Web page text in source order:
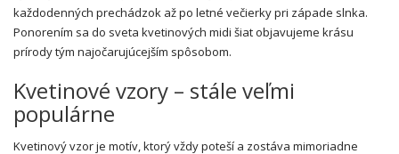
každodenných prechádzok až po letné večierky pri západe slnka.
Ponorením sa do sveta kvetinových midi šiat objavujeme krásu
prírody tým najočarujúcejším spôsobom.
Kvetinové vzory – stále veľmi
populárne
Kvetinový vzor je motív, ktorý vždy poteší a zostáva mimoriadne